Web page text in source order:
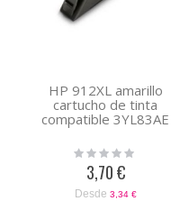
HP 912XL amarillo
cartucho de tinta
compatible 3YL83AE
Rating:
3,70 €
Desde 3,34 €